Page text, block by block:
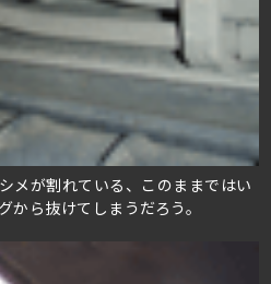
メが割れている、このままではい
ら抜けてしまうだろう。